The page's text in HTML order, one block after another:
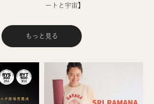
ートと宇宙】
もっと見る